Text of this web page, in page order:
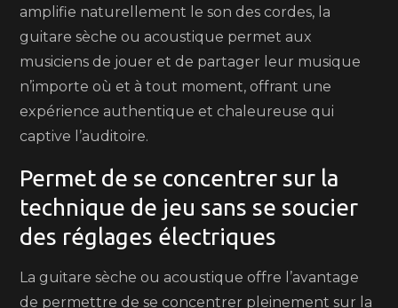
amplifie naturellement le son des cordes, la
guitare sèche ou acoustique permet aux
musiciens de jouer et de partager leur musique
n’importe où et à tout moment, offrant une
expérience authentique et chaleureuse qui
captive l’auditoire.
Permet de se concentrer sur la
technique de jeu sans se soucier
des réglages électriques
La guitare sèche ou acoustique offre l’avantage
de permettre de se concentrer pleinement sur la